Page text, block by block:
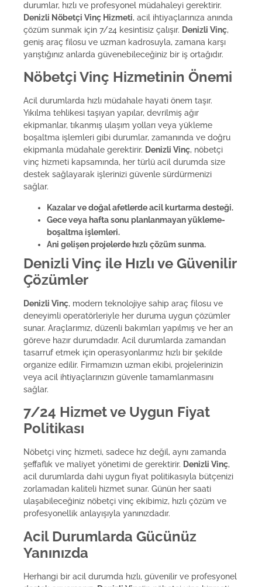
durumlar, hızlı ve profesyonel müdahaleyi gerektirir.
Denizli Nöbetçi Vinç Hizmeti, acil ihtiyaçlarınıza anında
çözüm sunmak için 7/24 kesintisiz çalışır. Denizli Vinç,
geniş araç filosu ve uzman kadrosuyla, zamana karşı
yarıştığınız anlarda güvenebileceğiniz bir iş ortağıdır.
Nöbetçi Vinç Hizmetinin Önemi
Acil durumlarda hızlı müdahale hayati önem taşır.
Yıkılma tehlikesi taşıyan yapılar, devrilmiş ağır
ekipmanlar, tıkanmış ulaşım yolları veya yükleme
boşaltma işlemleri gibi durumlar, zamanında ve doğru
ekipmanla müdahale gerektirir. Denizli Vinç, nöbetçi
vinç hizmeti kapsamında, her türlü acil durumda size
destek sağlayarak işlerinizi güvenle sürdürmenizi
sağlar.
Kazalar ve doğal afetlerde acil kurtarma desteği.
Gece veya hafta sonu planlanmayan yükleme-
boşaltma işlemleri.
Ani gelişen projelerde hızlı çözüm sunma.
Denizli Vinç ile Hızlı ve Güvenilir
Çözümler
Denizli Vinç, modern teknolojiye sahip araç filosu ve
deneyimli operatörleriyle her duruma uygun çözümler
sunar. Araçlarımız, düzenli bakımları yapılmış ve her an
göreve hazır durumdadır. Acil durumlarda zamandan
tasarruf etmek için operasyonlarımız hızlı bir şekilde
organize edilir. Firmamızın uzman ekibi, projelerinizin
veya acil ihtiyaçlarınızın güvenle tamamlanmasını
sağlar.
7/24 Hizmet ve Uygun Fiyat
Politikası
Nöbetçi vinç hizmeti, sadece hız değil, aynı zamanda
şeffaflık ve maliyet yönetimi de gerektirir. Denizli Vinç,
acil durumlarda dahi uygun fiyat politikasıyla bütçenizi
zorlamadan kaliteli hizmet sunar. Günün her saati
ulaşabileceğiniz nöbetçi vinç ekibimiz, hızlı çözüm ve
profesyonellik anlayışıyla yanınızdadır.
Acil Durumlarda Gücünüz
Yanınızda
Herhangi bir acil durumda hızlı, güvenilir ve profesyonel